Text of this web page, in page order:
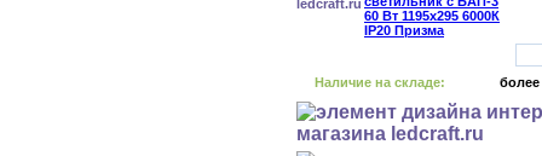
Наличие на складе: более